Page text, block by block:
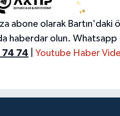
abone olarak Bartın'daki
haberdar olun. Whatsapp
74 74 Youtube Haber